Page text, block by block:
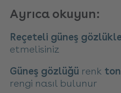
Ayrıca okuyun:
Reçeteli güneş
etmelisiniz
Güneş gözlüğü renk
rengi nasıl bulunur